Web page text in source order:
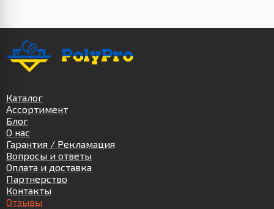
Каталог
Ассортимент
Блог
О нас
Гарантия / Рекламация
Вопросы и ответы
Оплата и доставка
Партнерство
Контакты
Отзывы